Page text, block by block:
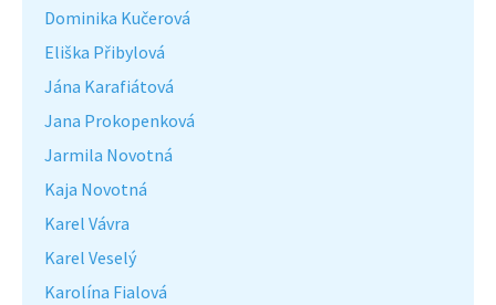
Dominika Kučerová
Eliška Přibylová
Jána Karafiátová
Jana Prokopenková
Jarmila Novotná
Kaja Novotná
Karel Vávra
Karel Veselý
Karolína Fialová